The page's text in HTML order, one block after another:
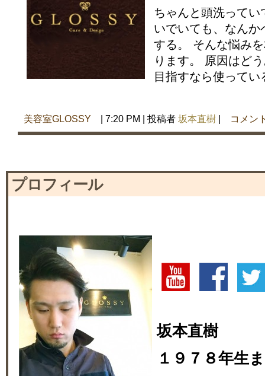
ちゃんと頭洗って
いでいても、なん
する。 そんな悩み
ります。 原因はど
目指すなら使って
美容室GLOSSY | 7:20 PM | 投稿者 坂本直樹 | コメン
プロフィール
坂本直樹
１９７８年生